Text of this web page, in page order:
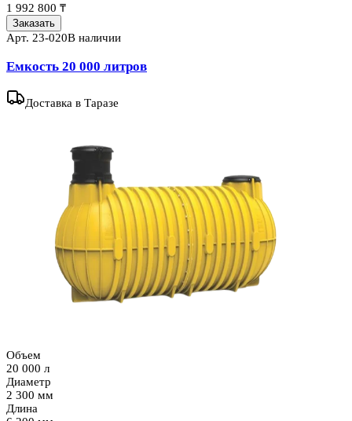
1 992 800 ₸
Заказать
Арт. 23-020В наличии
Емкость 20 000 литров
Доставка в Таразе
Объем
20 000 л
Диаметр
2 300 мм
Длина